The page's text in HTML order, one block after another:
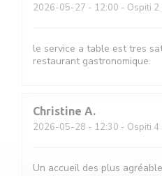
2026-05-27 - 12:00 - Ospiti 2
le service a table est tres
restaurant gastronomique.
Christine A
2026-05-28 - 12:30 - Ospiti 4
Un accueil des plus